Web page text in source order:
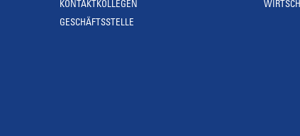
KONTAKTKOLLEGEN
GESCHÄFTSSTELLE